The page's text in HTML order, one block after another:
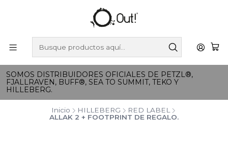
SOMOS DISTRIBUIDORES OFICIALES DE PETZL®,
FJALLRAVEN, BUFF®, SEA TO SUMMIT, TEKO Y
HILLEBERG.
Inicio HILLEBERG
RED LABEL
ALLAK 2 + FOOTPRINT DE REGALO.